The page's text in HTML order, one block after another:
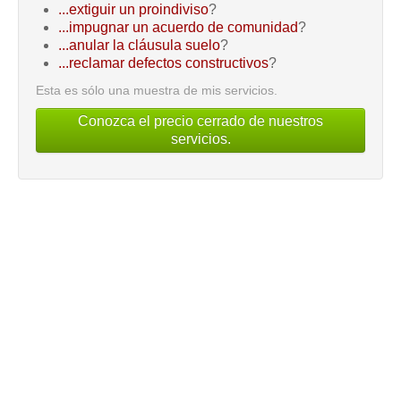
...extiguir un proindiviso?
...impugnar un acuerdo de comunidad?
...anular la cláusula suelo?
...reclamar defectos constructivos?
Esta es sólo una muestra de mis servicios.
Conozca el precio cerrado de nuestros
servicios.